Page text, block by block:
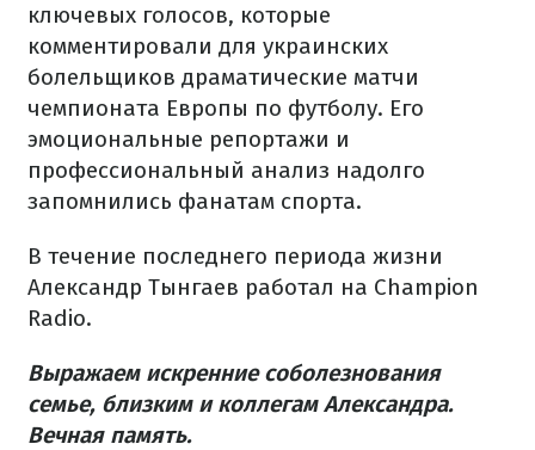
ключевых голосов, которые
комментировали для украинских
болельщиков драматические матчи
чемпионата Европы по футболу. Его
эмоциональные репортажи и
профессиональный анализ надолго
запомнились фанатам спорта.
В течение последнего периода жизни
Александр Тынгаев работал на Champion
Radio.
Выражаем искренние соболезнования
семье, близким и коллегам Александра.
Вечная память.